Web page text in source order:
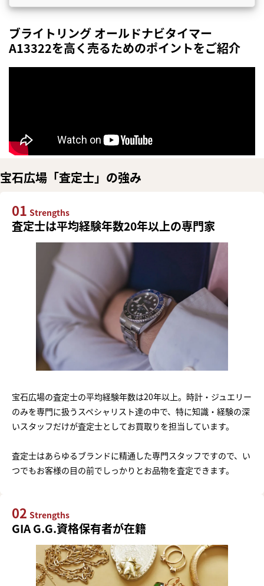
ブライトリング オールドナビタイマー
A13322を高く売るためのポイントをご紹介
宝石広場「査定士」の強み
01 Strengths
査定士は平均経験年数20年以上の専門家
宝石広場の査定士の平均経験年数は20年以上。時計・ジュエリー
のみを専門に扱うスペシャリスト達の中で、特に知識・経験の深
いスタッフだけが査定士としてお買取りを担当しています。
査定士はあらゆるブランドに精通した専門スタッフですので、い
つでもお客様の目の前でしっかりとお品物を査定できます。
02 Strengths
GIA G.G.資格保有者が在籍